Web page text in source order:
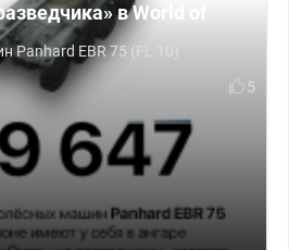
в World of
Panhard EBR 75 (FL 10)
5